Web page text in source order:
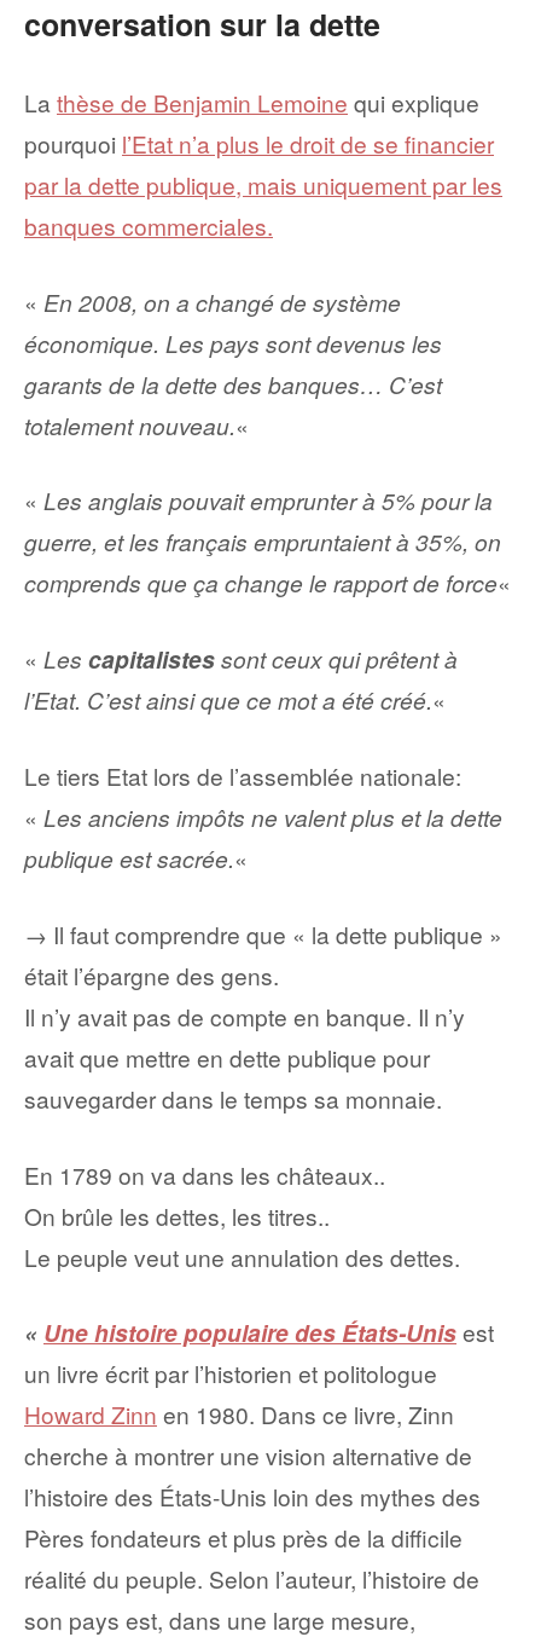
conversation sur la dette
La thèse de Benjamin Lemoine qui explique
pourquoi l’Etat n’a plus le droit de se financier
par la dette publique, mais uniquement par les
banques commerciales.
« En 2008, on a changé de système
économique. Les pays sont devenus les
garants de la dette des banques… C’est
totalement nouveau.«
« Les anglais pouvait emprunter à 5% pour la
guerre, et les français empruntaient à 35%, on
comprends que ça change le rapport de force«
« Les capitalistessont ceux qui prêtent à
l’Etat. C’est ainsi que ce mot a été créé.«
Le tiers Etat lors de l’assemblée nationale:
« Les anciens impôts ne valent plus et la dette
publique est sacrée.«
→ Il faut comprendre que « la dette publique »
était l’épargne des gens.
Il n’y avait pas de compte en banque. Il n’y
avait que mettre en dette publique pour
sauvegarder dans le temps sa monnaie.
En 1789 on va dans les châteaux..
On brûle les dettes, les titres..
Le peuple veut une annulation des dettes.
« Une histoire populaire des États-Unisest
un livre écrit par l’historien et politologue
Howard Zinn en 1980. Dans ce livre, Zinn
cherche à montrer une vision alternative de
l’histoire des États-Unis loin des mythes des
Pères fondateurs et plus près de la difficile
réalité du peuple. Selon l’auteur, l’histoire de
son pays est, dans une large mesure,